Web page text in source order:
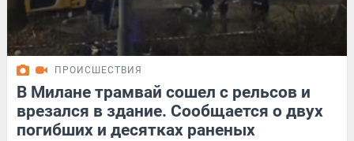
ПРОИСШЕСТВИЯ
В Милане трамвай сошел с рельсов и
врезался в здание. Сообщается о двух
погибших и десятках раненых